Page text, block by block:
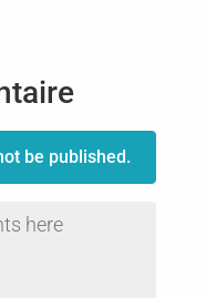
be published.